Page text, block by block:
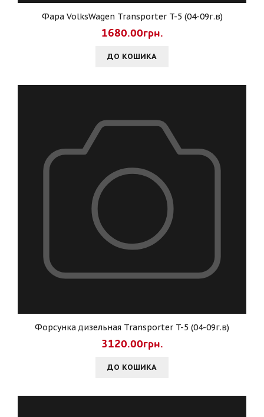
Фара VolksWagen Transporter T-5 (04-09г.в)
1680.00грн.
ДО КОШИКА
Форсунка дизельная Transporter T-5 (04-09г.в)
3120.00грн.
ДО КОШИКА